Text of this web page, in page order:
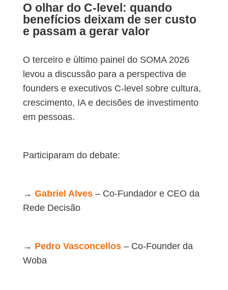
O olhar do C-level: quando
benefícios deixam de ser custo
e passam a gerar valor
O terceiro e último painel do SOMA 2026
levou a discussão para a perspectiva de
founders e executivos C-level sobre cultura,
crescimento, IA e decisões de investimento
em pessoas.
Participaram do debate:
→ Gabriel Alves– Co-Fundador e CEO da
Rede Decisão
→ Pedro Vasconcellos– Co-Founder da
Woba